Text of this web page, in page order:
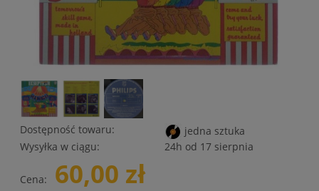
Dostępność towaru:
jedna sztuka
Wysyłka w ciągu:
24h od 17 sierpnia
Cena: 60,00 zł